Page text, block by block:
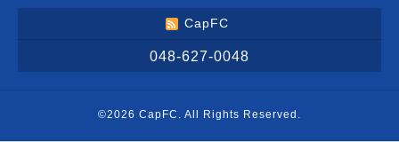
CapFC
048-627-0048
©2026 CapFC . All Rights Reserved.